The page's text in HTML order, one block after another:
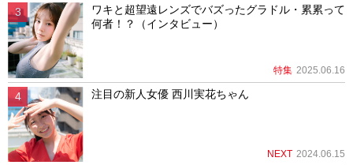
ワキと超望遠レンズでバズったグラドル・累累って
何者！？（インタビュー）
特集 2025.06.16
注目の新人女優 西川実花ちゃん
NEXT 2024.06.15